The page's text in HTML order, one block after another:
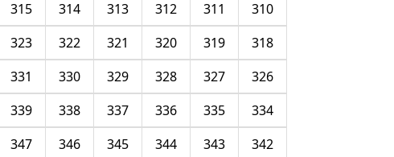
310
311
312
313
314
315
318
319
320
321
322
323
326
327
328
329
330
331
334
335
336
337
338
339
342
343
344
345
346
347